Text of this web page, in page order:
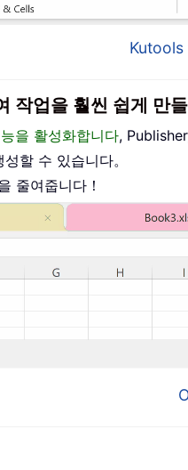
Kutools
작업을 훨씬 쉽게 만
을 활성화합니다,
할 수 있습니다。
줄여줍니다！